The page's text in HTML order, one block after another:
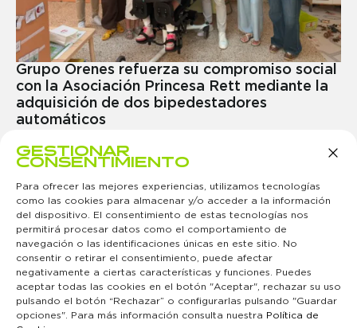
GESTIONAR
CONSENTIMIENTO
Para ofrecer las mejores experiencias, utilizamos tecnologías
como las cookies para almacenar y/o acceder a la información
del dispositivo. El consentimiento de estas tecnologías nos
permitirá procesar datos como el comportamiento de
navegación o las identificaciones únicas en este sitio. No
consentir o retirar el consentimiento, puede afectar
negativamente a ciertas características y funciones. Puedes
aceptar todas las cookies en el botón "Aceptar", rechazar su uso
pulsando el botón “Rechazar” o configurarlas pulsando "Guardar
opciones". Para más información consulta nuestra
Política de
Grupo Orenes refuerza su compromiso social
con la Asociación Princesa Rett mediante la
adquisición de dos bipedestadores
automáticos
MÁS INFO →
MURCIA
Alejandro
Valverde,
170
30007
Murcia
MADRID
Lumière, 10
Polígono
Industrial
«San Marcos
ÁREAS DE
Juego y ocio
Hoteles y
restauración
Tecnología e
PARTNER
nuestro
partner?
TRABAJA
CONTACTO
nosotros
Canal ético